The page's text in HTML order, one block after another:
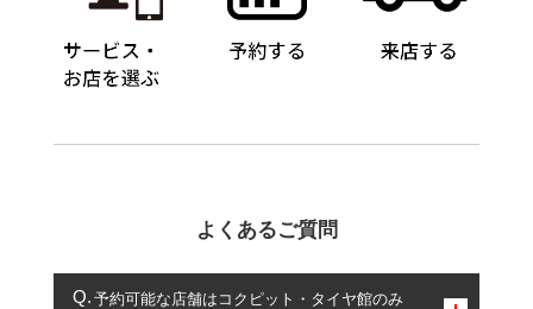
よくあるご質問
予約可能な店舗はコクピット・タイヤ館のみ